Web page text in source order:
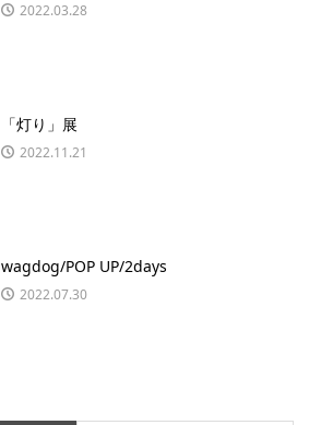
2022.03.28
「灯り」展
2022.11.21
wagdog/POP UP/2days
2022.07.30